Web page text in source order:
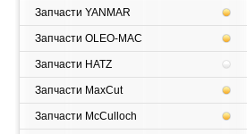
Запчасти YANMAR
Запчасти OLEO-MAC
Запчасти HATZ
Запчасти MaxCut
Запчасти McCulloch